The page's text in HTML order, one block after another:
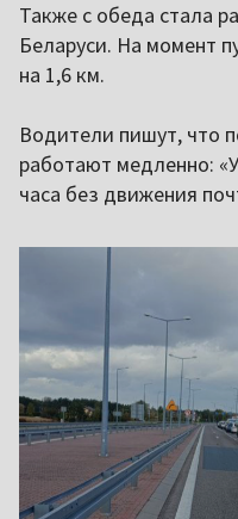
Также с обеда стала
Беларуси. На момент
на 1,6 км.
Водители пишут, что
работают медленно:
часа без движения